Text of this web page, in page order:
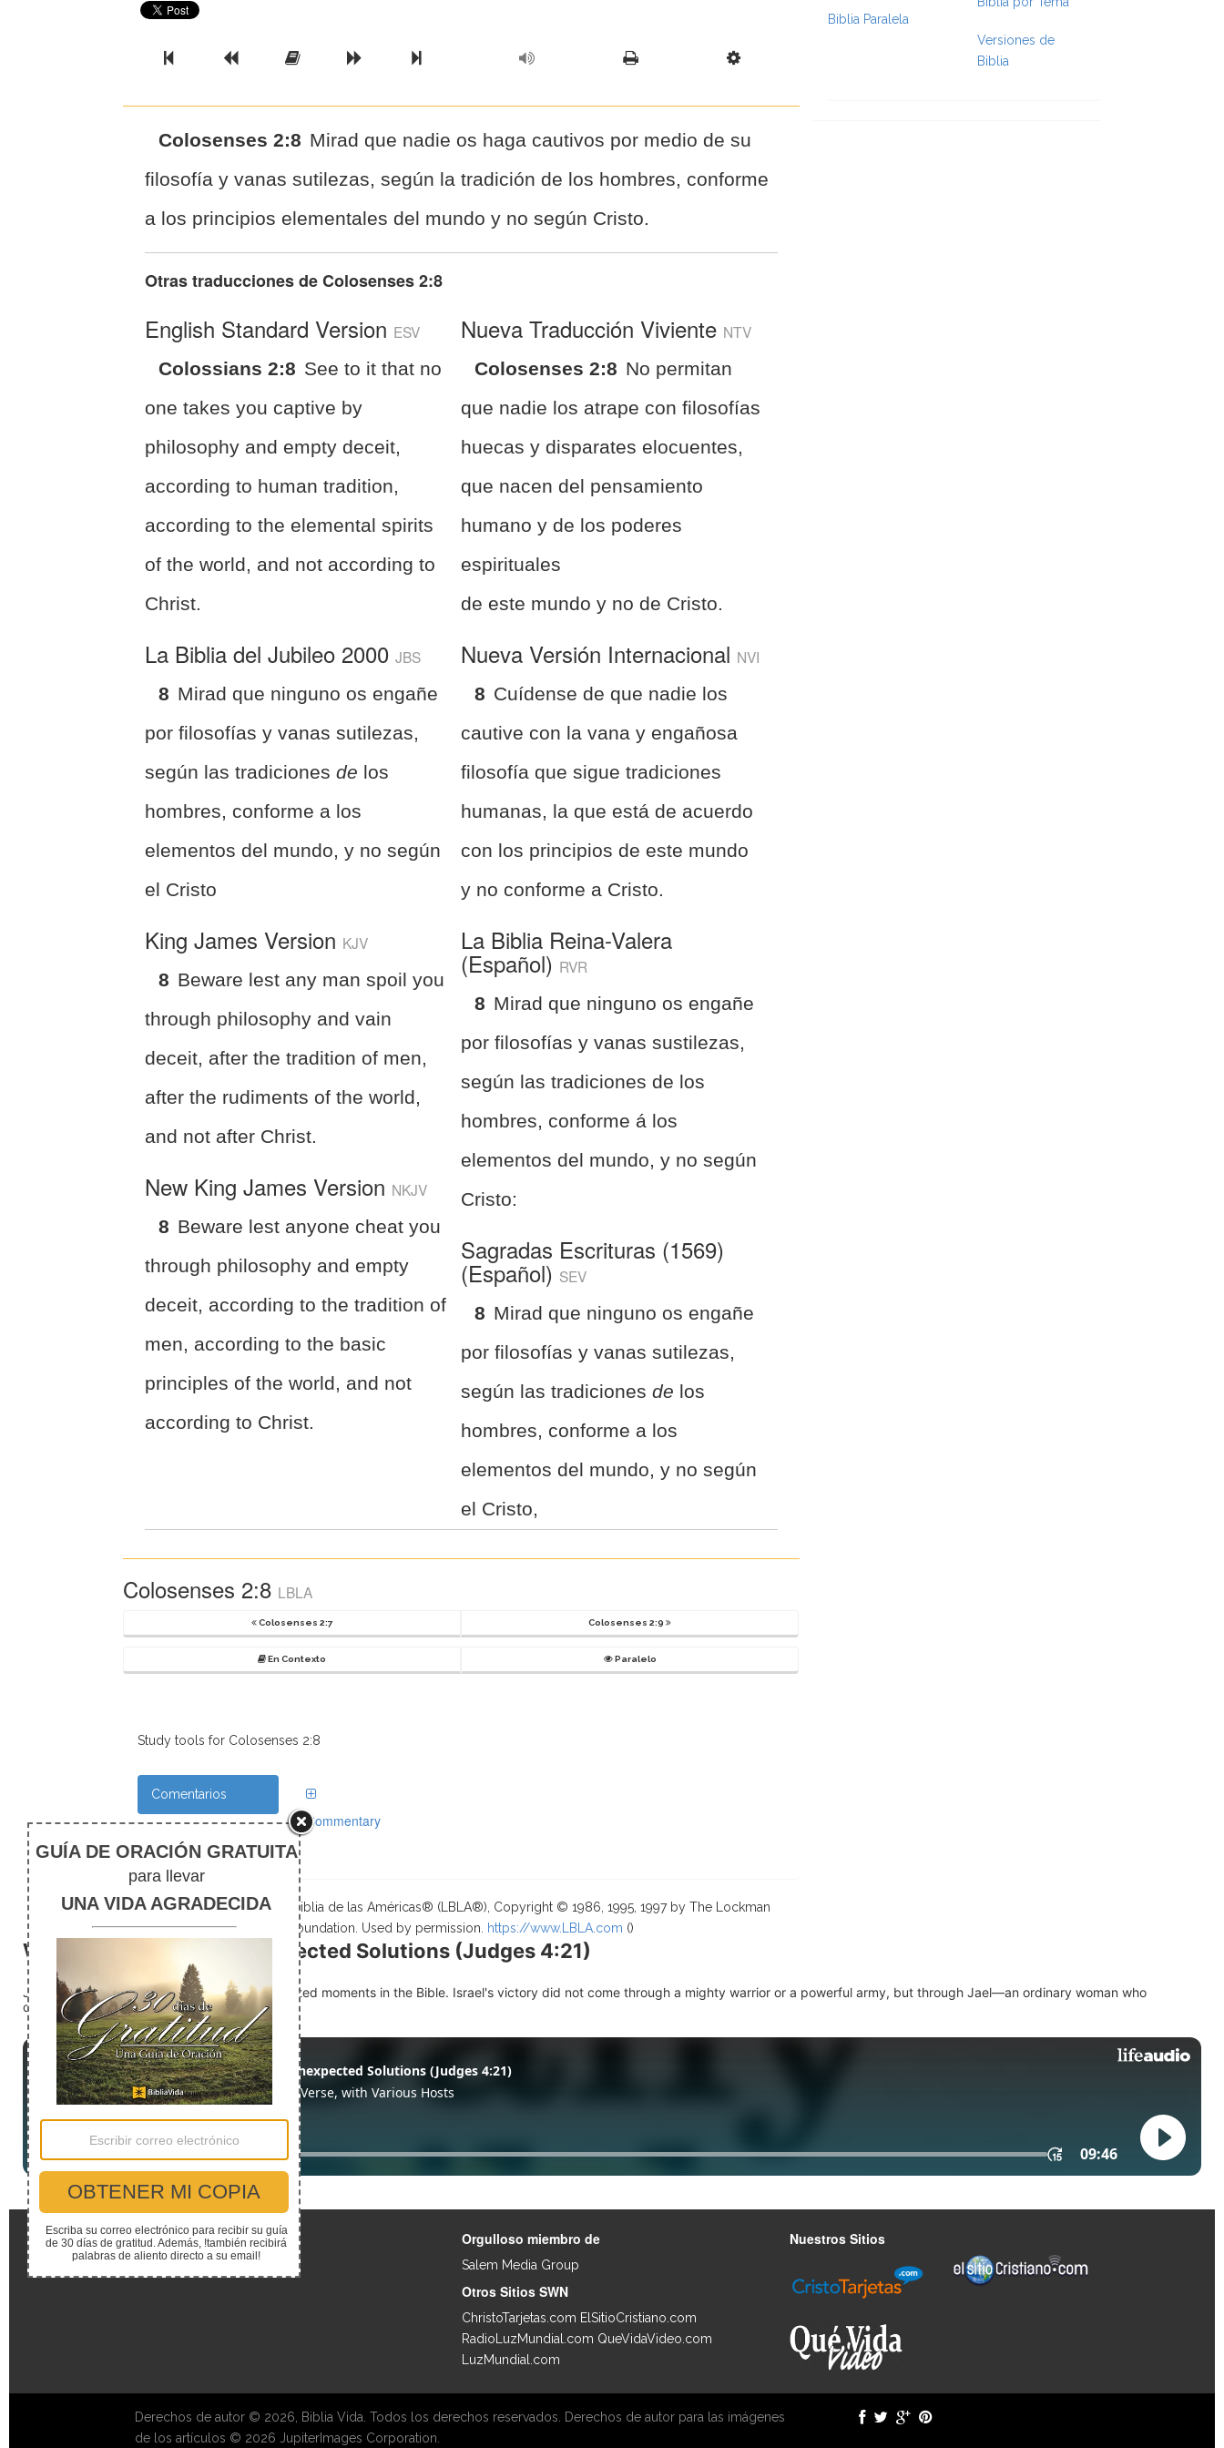
Previous BookPrevious Chapter
Read the Full Chapter
Next Chapter
Next Book Scripture Formatting
Colosenses 2:8 Mirad que nadie os haga cautivos por medio de su
filosofía y vanas sutilezas, según la tradición de los hombres, conforme
a los principios elementales del mundo y no según Cristo.
Otras traducciones deColosenses 2:8
English Standard Version ESV
Colossians 2:8 See to it that no
one takes you captive by
philosophy and empty deceit,
according to human tradition,
according to the elemental spirits
of the world, and not according to
Christ.
La Biblia del Jubileo 2000JBS
8 Mirad que ninguno os engañe
por filosofías y vanas sutilezas,
según las tradicionesde los
hombres, conforme a los
elementos del mundo, y no según
el Cristo
King James Version KJV
8 Beware lest any man spoil you
through philosophy and vain
deceit, after the tradition of men,
after the rudiments of the world,
and not after Christ.
New King James Version NKJV
8 Beware lest anyone cheat you
through philosophy and empty
deceit, according to the tradition of
men, according to the basic
principles of the world, and not
according to Christ.
Nueva Traducción Viviente NTV
Colosenses 2:8 No permitan
que nadie los atrape con filosofías
huecas y disparates elocuentes,
que nacen del pensamiento
humano y de los poderes
espirituales
de este mundo y no de Cristo.
Nueva Versión Internacional NVI
8 Cuídense de que nadie los
cautive con la vana y engañosa
filosofía que sigue tradiciones
humanas, la que está de acuerdo
con los principios de este mundo
y no conforme a Cristo.
La Biblia Reina-Valera
(Español) RVR
8 Mirad que ninguno os engañe
por filosofías y vanas sustilezas,
según las tradiciones de los
hombres, conforme á los
elementos del mundo, y no según
Cristo:
Sagradas Escrituras (1569)
(Español) SEV
8 Mirad que ninguno os engañe
por filosofías y vanas sutilezas,
según las tradicionesde los
hombres, conforme a los
elementos del mundo, y no según
el Cristo,
Colosenses 2:8 LBLA
Colosenses 2:7 Colosenses 2:9
En Contexto Paralelo
Study tools for Colosenses 2:8
Comentarios
Commentary
Scripture taken from La Biblia de las Américas® (LBLA®), Copyright © 1986, 1995, 1997 by The Lockman
Foundation. Used by permission.
https://www.LBLA.com ()
Biblia Paralela
Versiones de
Biblia
Why God Often Uses Unexpected Solutions (Judges 4:21)
Judges 4:21 records one of the most unexpected moments in the Bible. Israel's victory did not come through a mighty warrior or a powerful army, but through Jael—an ordinary woman who
courageously acted at a pivotal moment.
Enlaces Rápidos Orgulloso miembro de
Salem Media Group
Otros Sitios SWN
ChristoTarjetas.com ElSitioCristiano.com
RadioLuzMundial.com QueVidaVideo.com
LuzMundial.com
Nuestros Sitios
Derechos de autor © 2026, Biblia Vida. Todos los derechos reservados. Derechos de autor para las imágenes
de los artículos © 2026 JupiterImages Corporation.